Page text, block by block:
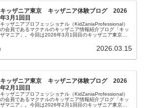
キッザニア東京 キッザニア体験ブログ 2026
年3月1回目
キッザニアプロフェッショナル（KidZaniaProfessional）
の会員であるマクナルのキッザニア情報紹介ブログ「キッ
ザマニア」。今回は2026年3月1回目のキッザニア東京体
2026.03.15
キッザニア東京 キッザニア体験ブログ 2026
年2月1回目
キッザニアプロフェッショナル（KidZaniaProfessional）
の会員であるマクナルのキッザニア情報紹介ブログ「キッ
ザマニア」。今回は2026年2月1回目のキッザニア東京体